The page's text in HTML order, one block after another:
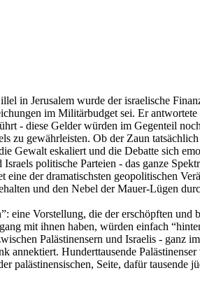
in Jerusalem wurde der israelische
im Militärbudget sei. Er antwortete
- diese Gelder würden im Gegenteil
zu gewährleisten. Ob der Zaun
Gewalt eskaliert und die Debatte sich
politische Parteien - das ganze
der dramatischsten geopolitischen
und den Nebel der Mauer-Lügen
eine Vorstellung, die der erschöpften und
mit ihnen haben, würden einfach
Palästinensern und Israelis - ganz
annektiert. Hunderttausende
palästinensischen, Seite, dafür tausende